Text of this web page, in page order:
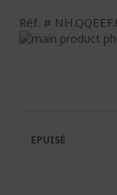
Réf.
Passer
galerie
d’images
Galerie
d’images
EPUISÉ